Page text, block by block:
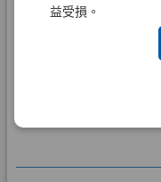
益受損。